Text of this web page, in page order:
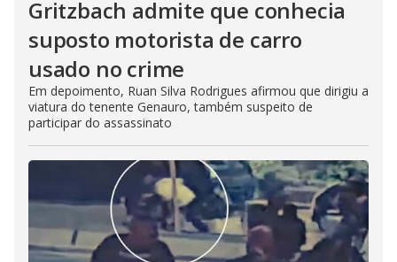
Gritzbach admite que conhecia
suposto motorista de carro
usado no crime
Em depoimento, Ruan Silva Rodrigues afirmou que dirigiu a
viatura do tenente Genauro, também suspeito de
participar do assassinato